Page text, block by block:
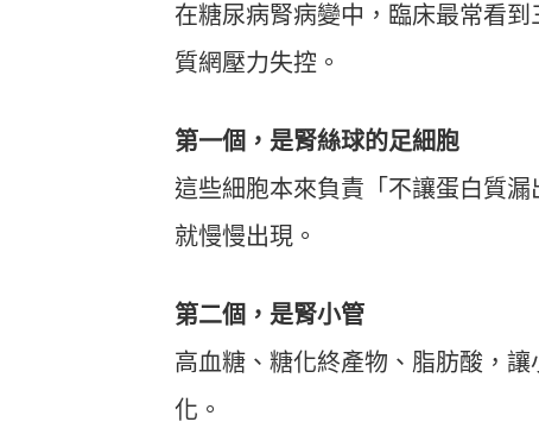
在糖尿病腎病變中，臨床最常看
質網壓力失控。
第一個，是腎絲球的足細胞
這些細胞本來負責「不讓蛋白質
就慢慢出現。
第二個，是腎小管
高血糖、糖化終產物、脂肪酸，
化。